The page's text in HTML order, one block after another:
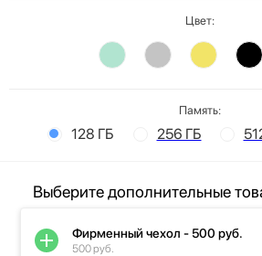
Цвет:
Память:
128 ГБ 256 ГБ
Выберите дополнительные
Фирменный чехол - 500 руб.
500 руб.